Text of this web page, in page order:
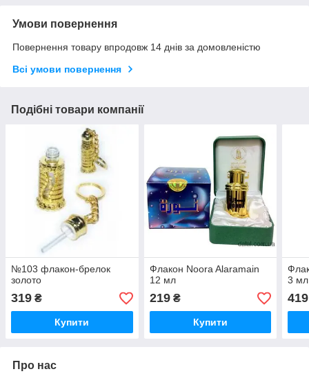
Умови повернення
Повернення товару впродовж 14 днів за домовленістю
Всі умови повернення
Подібні товари компанії
№103 флакон-брелок
золото
319 ₴
Купити
Флакон Noora Alaramain
12 мл
219₴
Купити
3
419
Про нас